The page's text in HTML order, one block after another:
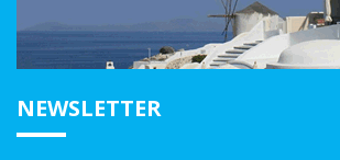
NEWSLETTER